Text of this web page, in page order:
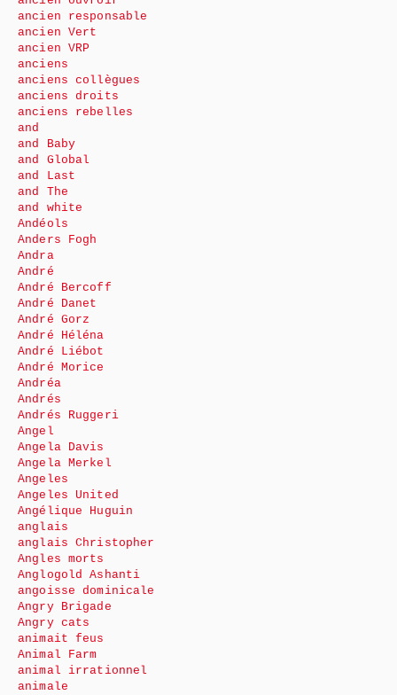
ancien responsable
ancien Vert
ancien VRP
anciens
anciens collègues
anciens droits
anciens rebelles
and
and Baby
and Global
and Last
and The
and white
Andéols
Anders Fogh
Andra
André
André Bercoff
André Danet
André Gorz
André Héléna
André Liébot
André Morice
Andréa
Andrés
Andrés Ruggeri
Angel
Angela Davis
Angela Merkel
Angeles
Angeles United
Angélique Huguin
anglais
anglais Christopher
Angles morts
Anglogold Ashanti
angoisse dominicale
Angry Brigade
Angry cats
animait feus
Animal Farm
animal irrationnel
animale